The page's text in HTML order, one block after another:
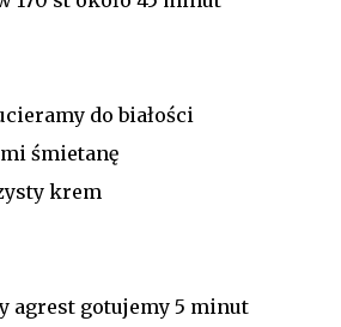
do białości
śmietanę
krem
agrest gotujemy 5 minut